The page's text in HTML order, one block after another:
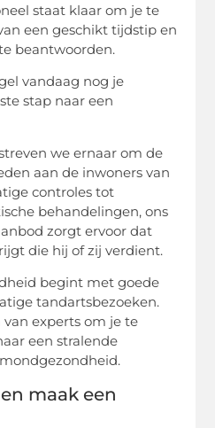
staat klaar om je te
een geschikt tijdstip en
beantwoorden.
vandaag nog je
stap naar een
we ernaar om de
aan de inwoners van
controles tot
behandelingen, ons
zorgt ervoor dat
die hij of zij verdient.
begint met goede
tandartsbezoeken.
experts om je te
een stralende
maak een